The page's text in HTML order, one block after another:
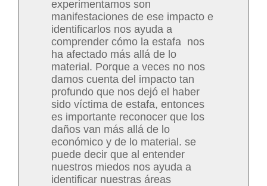
experimentamos son
manifestaciones de ese impacto e
identificarlos nos ayuda a
comprender cómo la estafa nos
ha afectado más allá de lo
material. Porque a veces no nos
damos cuenta del impacto tan
profundo que nos dejó el haber
sido víctima de estafa, entonces
es importante reconocer que los
daños van más allá de lo
económico y de lo material. se
puede decir que al entender
nuestros miedos nos ayuda a
identificar nuestras áreas